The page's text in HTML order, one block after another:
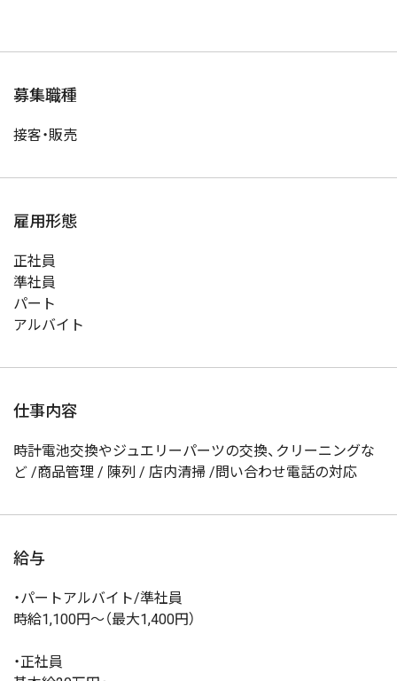
募集職種
接客・販売
雇用形態
正社員
準社員
パート
アルバイト
仕事内容
時計電池交換やジュエリーパーツの交換、クリーニングな
ど /商品管理 / 陳列 / 店内清掃 /問い合わせ電話の対応
給与
・パートアルバイト/準社員
時給1,100円～（最大1,400円）
・正社員